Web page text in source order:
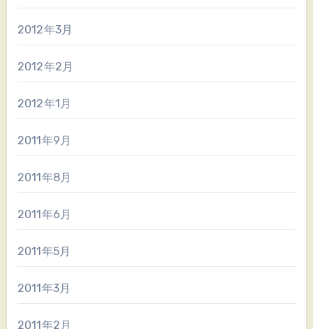
2012年3月
2012年2月
2012年1月
2011年9月
2011年8月
2011年6月
2011年5月
2011年3月
2011年2月